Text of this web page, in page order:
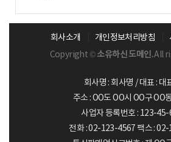
회사소개 개인정보처리방침
Copyright ©소유하신 도메인.All
회사명 : 회사명 / 대표 : 대
주소 : OO도 OO시 OO구 OO
사업자 등록번호 : 123-
전화 : 02-123-4567 팩스 :